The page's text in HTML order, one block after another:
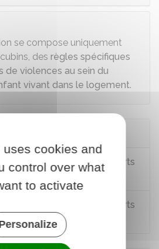
se compose uniquement
des règles spécifiques
de violences au sein du
vivant dans le logement.
6 juillet 1989 sur les rapports
6 juillet 1989 sur les rapports
uses cookies and
control over what
to activate